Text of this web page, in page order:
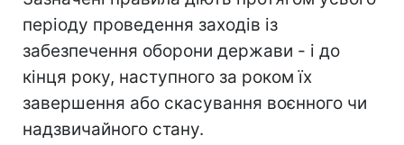
періоду проведення заходів із
забезпечення оборони держави - і до
кінця року, наступного за роком їх
завершення або скасування воєнного чи
надзвичайного стану.